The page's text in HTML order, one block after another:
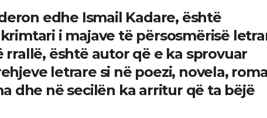
edhe Ismail Kadare, është
i majave të përsosmërisë
është autor që e ka sprovuar
letrare si në poezi, novela,
dhe në secilën ka arritur që ta bëjë